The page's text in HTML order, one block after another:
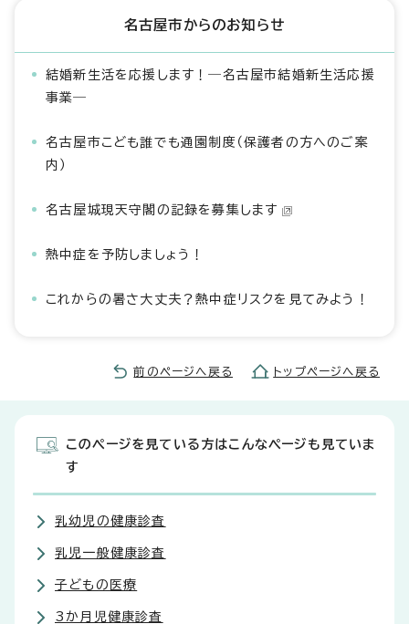
名古屋市からのお知らせ
結婚新生活を応援します！―名古屋市結婚新生活応援
事業―
名古屋市こども誰でも通園制度（保護者の方へのご案
内）
名古屋城現天守閣の記録を募集します
熱中症を予防しましょう！
これからの暑さ大丈夫？熱中症リスクを見てみよう！
前のページへ戻る トップページへ戻る
このページを見ている方はこんなページも見ていま
す
乳幼児の健康診査
乳児一般健康診査
子どもの医療
3か月児健康診査